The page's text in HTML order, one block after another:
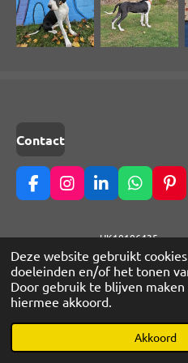
Deze website gebruikt
doeleinden en/of het tonen
Door gebruik te blijven maken
hiermee akkoord.
Akkoord
Contact
F
a
e
b
o
o
k
I
n
t
a
g
r
a
m
L
i
k
e
d
I
n
W
h
t
s
A
p
p
P
i
t
e
r
e
s
HK10106435
© 2020 - 2026 of Lilys LittleCloud
Powered byJouwWeb
Telefoonnummer